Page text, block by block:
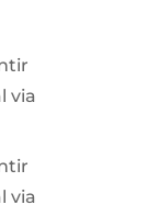
via
via